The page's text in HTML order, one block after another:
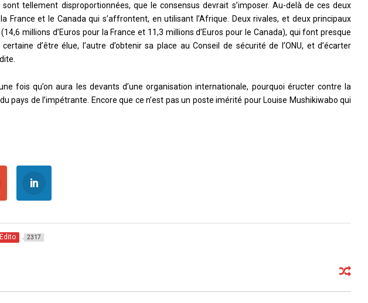
tellement disproportionnées, que le consensus devrait s’imposer. Au-delà de ces deux
France et le Canada qui s’affrontent, en utilisant l’Afrique. Deux rivales, et deux principaux
millions d’Euros pour la France et 11,3 millions d’Euros pour le Canada), qui font presque
d’être élue, l’autre d’obtenir sa place au Conseil de sécurité de l’ONU, et d’écarter
fois qu’on aura les devants d’une organisation internationale, pourquoi éructer contre la
pays de l’impétrante. Encore que ce n’est pas un poste imérité pour Louise Mushikiwabo qui
2317